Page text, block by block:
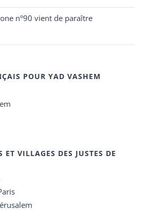
n°90 vient de paraître
POUR YAD VASHEM
ET VILLAGES DES JUSTES DE